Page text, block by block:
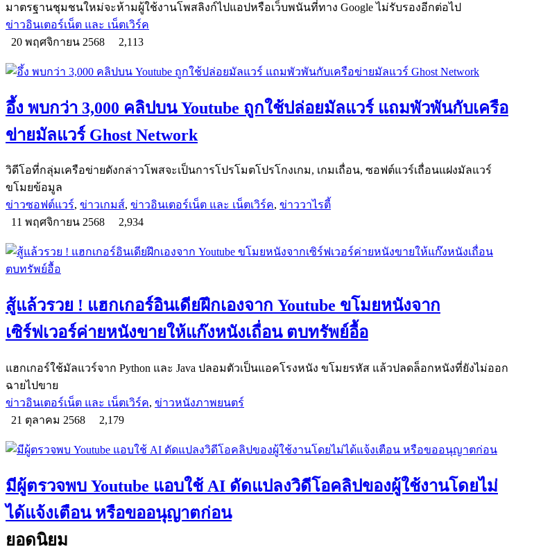
มาตรฐานชุมชนใหม่จะห้ามผู้ใช้งานโพสลิงก์ไปแอปหรือเว็บพนันที่ทาง Google ไม่รับรองอีกต่อไป
ข่าวอินเตอร์เน็ต และ เน็ตเวิร์ค
20 พฤศจิกายน 2568
2,113
อึ้ง พบกว่า 3,000 คลิปบน Youtube ถูกใช้ปล่อยมัลแวร์ แถมพัวพันกับเครือ
ข่ายมัลแวร์ Ghost Network
วิดีโอที่กลุ่มเครือข่ายดังกล่าวโพสจะเป็นการโปรโมตโปรโกงเกม, เกมเถื่อน, ซอฟต์แวร์เถื่อนแฝงมัลแวร์
ขโมยข้อมูล
ข่าวซอฟต์แวร์, ข่าวเกมส์, ข่าวอินเตอร์เน็ต และ เน็ตเวิร์ค, ข่าววาไรตี้
11 พฤศจิกายน 2568
2,934
สู้แล้วรวย ! แฮกเกอร์อินเดียฝึกเองจาก Youtube ขโมยหนังจาก
เซิร์ฟเวอร์ค่ายหนังขายให้แก๊งหนังเถื่อน ตบทรัพย์อื้อ
แฮกเกอร์ใช้มัลแวร์จาก Python และ Java ปลอมตัวเป็นแอคโรงหนัง ขโมยรหัส แล้วปลดล็อกหนังที่ยังไม่ออก
ฉายไปขาย
ข่าวอินเตอร์เน็ต และ เน็ตเวิร์ค, ข่าวหนังภาพยนตร์
21 ตุลาคม 2568
2,179
มีผู้ตรวจพบ Youtube แอบใช้ AI ดัดแปลงวิดีโอคลิปของผู้ใช้งานโดยไม่
ได้แจ้งเตือน หรือขออนุญาตก่อน
ยอดนิยม